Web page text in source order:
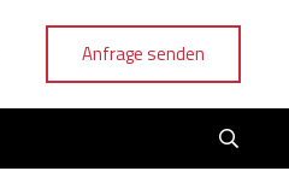
Anfrage senden